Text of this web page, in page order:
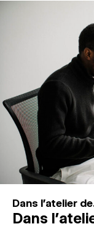
Dans l'atelier
Dans